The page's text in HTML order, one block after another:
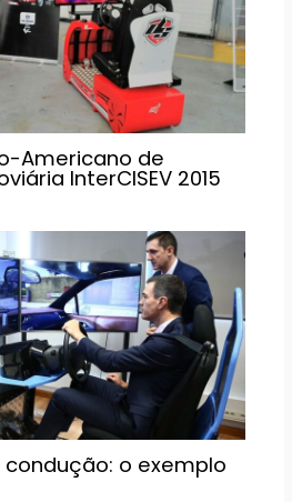
Americano de
InterCISEV 2015
o exemplo